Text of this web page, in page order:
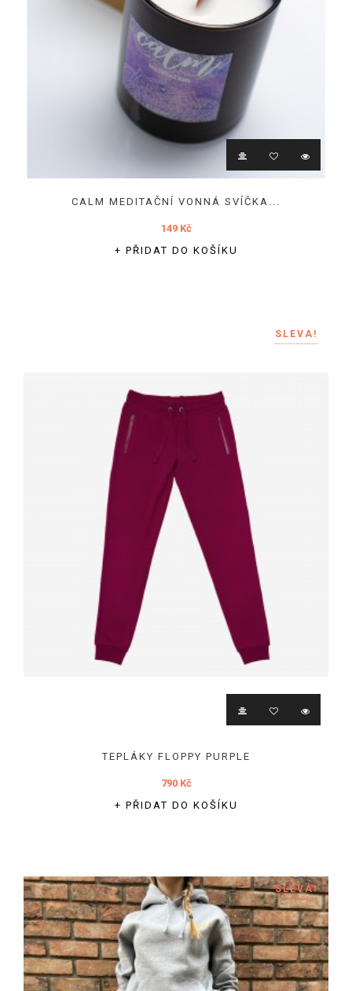
CALM MEDITAČNÍ VONNÁ SVÍČKA...
149 Kč
+ PŘIDAT DO KOŠÍKU
SLEVA!
TEPLÁKY FLOPPY PURPLE
790 Kč
+ PŘIDAT DO KOŠÍKU
SLEVA!